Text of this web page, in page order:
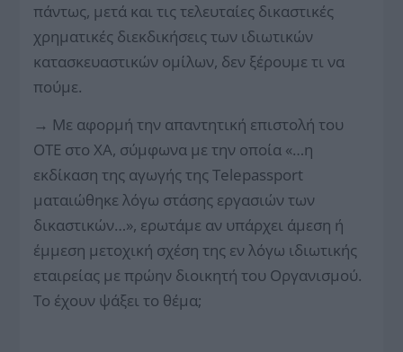
πάντως, μετά και τις τελευταίες δικαστικές
χρηματικές διεκδικήσεις των ιδιωτικών
κατασκευαστικών ομίλων, δεν ξέρουμε τι να
πούμε.
→ Με αφορμή την απαντητική επιστολή του
ΟΤΕ στο ΧΑ, σύμφωνα με την οποία «…η
εκδίκαση της αγωγής της Telepassport
ματαιώθηκε λόγω στάσης εργασιών των
δικαστικών…», ερωτάμε αν υπάρχει άμεση ή
έμμεση μετοχική σχέση της εν λόγω ιδιωτικής
εταιρείας με πρώην διοικητή του Οργανισμού.
Το έχουν ψάξει το θέμα;